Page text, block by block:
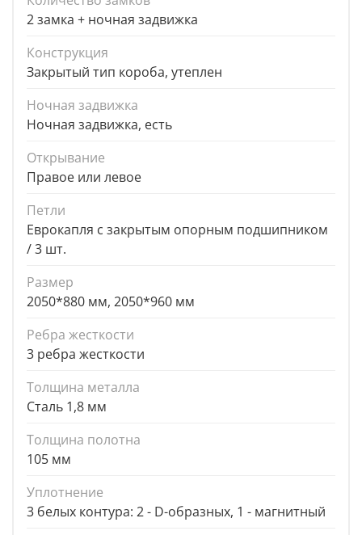
2 замка + ночная задвижка
Конструкция
Закрытый тип короба, утеплен
Ночная задвижка
Ночная задвижка, есть
Открывание
Правое или левое
Петли
Еврокапля с закрытым опорным подшипником
/ 3 шт.
Размер
2050*880 мм, 2050*960 мм
Ребра жесткости
3 ребра жесткости
Толщина металла
Сталь 1,8 мм
Толщина полотна
105 мм
Уплотнение
3 белых контура: 2 - D-образных, 1 - магнитный